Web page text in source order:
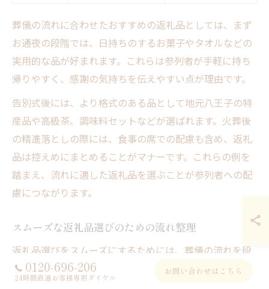
葬儀の流れに合わせたおすすめの返礼品としては、まず
お通夜の段階では、日持ちのするお菓子やタオルなどの
実用的な品が好まれます。これらは参列者が手軽に持ち
帰りやすく、感謝の気持ちを伝えやすい点が理由です。
告別式後には、より格式のある品として地元八王子の特
産品や高級茶、調味料セットなどが選ばれます。火葬後
の精進落としの際には、食事の席での配慮も含め、返礼
品は控えめにまとめることがマナーです。これらの例を
踏まえ、流れに適した返礼品を選ぶことが参列者への配
慮につながります。
スムーズな返礼品選びのための流れ整理
返礼品選びをスムーズにするためには、葬儀の流れを段
階ごとに整理し、準備のタイミングを計画的に設定する
0120-696-206
24時間直通お客様専用ダイヤル
お問い合わせはこちら